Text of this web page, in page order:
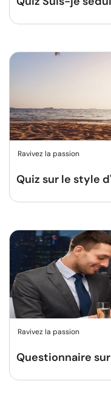
Ravivez la passion
Quiz sur le style
Ravivez la passion
Questionnaire